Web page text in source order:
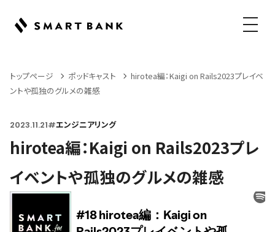
メニュ
トップページ ポッドキャスト
hirotea編：Kaigi on Rails2023プレイベ
ントや孤独のグルメの雑感
2023.11.21#エンジニアリング
hirotea編：Kaigi on Rails2023プレ
イベントや孤独のグルメの雑感